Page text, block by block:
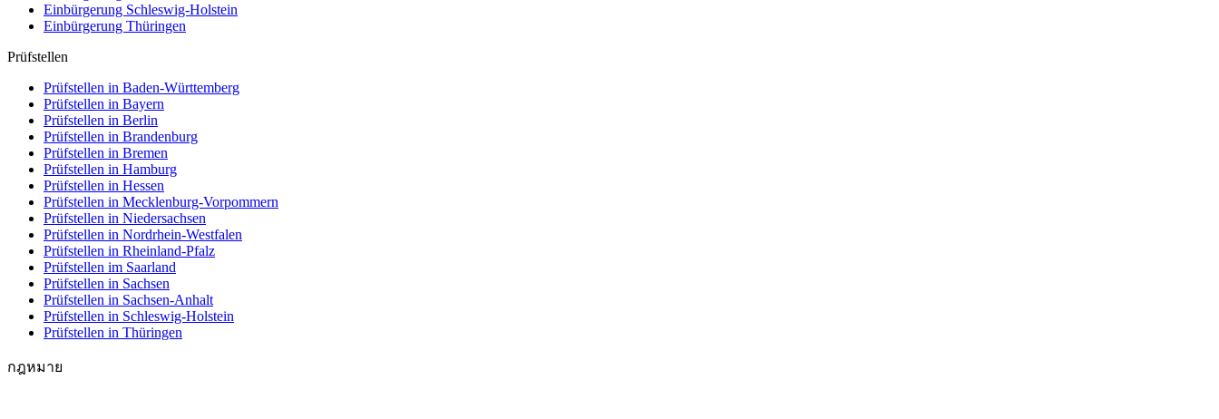
Einbürgerung Schleswig-Holstein
Einbürgerung Thüringen
Prüfstellen
Prüfstellen in Baden-Württemberg
Prüfstellen in Bayern
Prüfstellen in Berlin
Prüfstellen in Brandenburg
Prüfstellen in Bremen
Prüfstellen in Hamburg
Prüfstellen in Hessen
Prüfstellen in Mecklenburg-Vorpommern
Prüfstellen in Niedersachsen
Prüfstellen in Nordrhein-Westfalen
Prüfstellen in Rheinland-Pfalz
Prüfstellen im Saarland
Prüfstellen in Sachsen
Prüfstellen in Sachsen-Anhalt
Prüfstellen in Schleswig-Holstein
Prüfstellen in Thüringen
กฎหมาย